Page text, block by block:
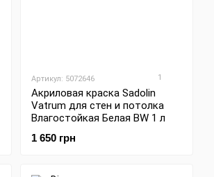
Артикул: 5072646 1
Акриловая краска Sadolin
Vatrum для стен и потолка
Влагостойкая Белая BW 1 л
1 650 грн